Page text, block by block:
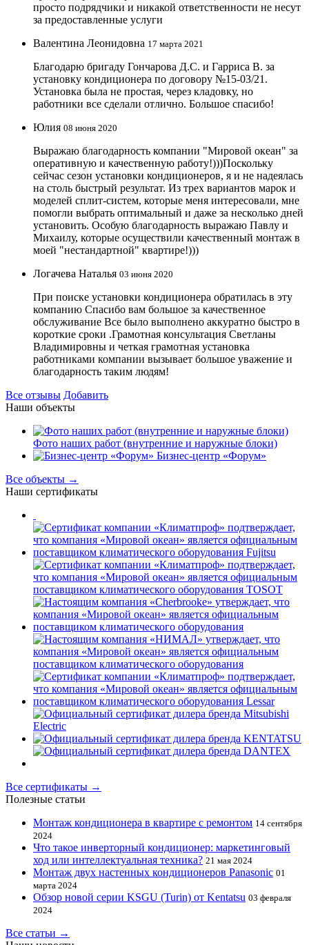
просто подрядчики и никакой ответственности не несут
за предоставленные услуги
Валентина Леонидовна 17 марта 2021
Благодарю бригаду Гончарова Д.С. и Гарриса В. за
установку кондиционера по договору №15-03/21.
Установка была не простая, через кладовку, но
работники все сделали отлично. Большое спасибо!
Юлия 08 июня 2020
Выражаю благодарность компании "Мировой океан" за
оперативную и качественную работу!)))Поскольку
сейчас сезон установки кондиционеров, я и не надеялась
на столь быстрый результат. Из трех вариантов марок и
моделей сплит-систем, которые меня интересовали, мне
помогли выбрать оптимальный и даже за несколько дней
установить. Особую благодарность выражаю Павлу и
Михаилу, которые осуществили качественный монтаж в
моей "нестандартной" квартире!)))
Логачева Наталья 03 июня 2020
При поиске установки кондиционера обратилась в эту
компанию Спасибо вам большое за качественное
обслуживание Все было выполнено аккуратно быстро в
короткие сроки .Грамотная консультация Светланы
Владимировны и четкая грамотная установка
работниками компании вызывает большое уважение и
благодарность таким людям!
Все отзывы Добавить
Наши объекты
Фото наших работ (внутренние и наружные блоки)
Бизнес-центр «Форум»
Все объекты →
Наши сертификаты
Все сертификаты →
Полезные статьи
Монтаж кондиционера в квартире с ремонтом 14 сентября
2024
Что такое инверторный кондиционер: маркетинговый
ход или интеллектуальная техника? 21 мая 2024
Монтаж двух настенных кондиционеров Panasonic 01
марта 2024
Обзор новой серии KSGU (Turin) от Kentatsu 03 февраля
2024
Все статьи →